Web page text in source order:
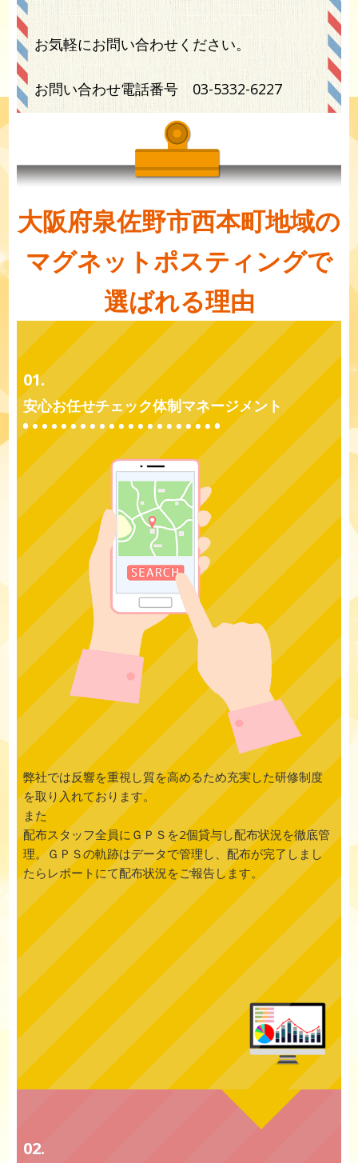
お気軽にお問い合わせください。
お問い合わせ電話番号 03-5332-6227
大阪府泉佐野市西本町地域の
マグネットポスティングで
選ばれる理由
01.
安心お任せチェック体制マネージメント
弊社では反響を重視し質を高めるため充実した研修制度
を取り入れております。
また
配布スタッフ全員にＧＰＳを2個貸与し配布状況を徹底管
理。ＧＰＳの軌跡はデータで管理し、配布が完了しまし
たらレポートにて配布状況をご報告します。
02.